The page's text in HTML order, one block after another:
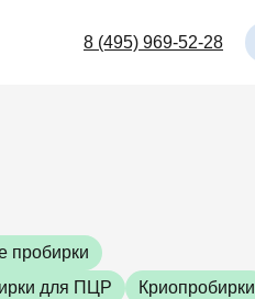
8 (495) 969-52-28
пробирки
для ПЦР
Криопробирки